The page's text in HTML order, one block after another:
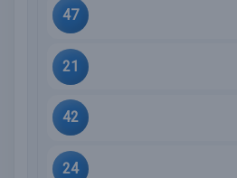
47
21
42
24